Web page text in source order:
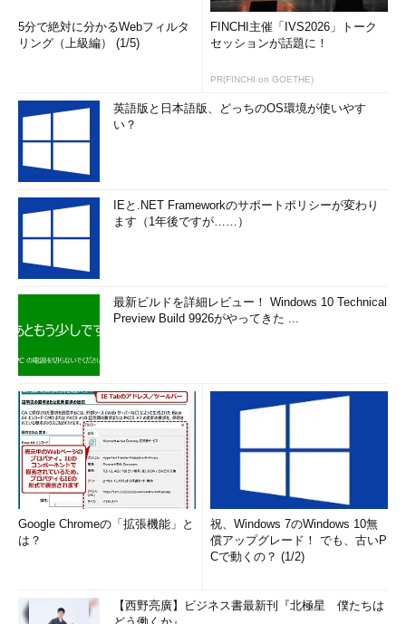
5分で絶対に分かるWebフィルタ
リング（上級編） (1/5)
FINCHI主催「IVS2026」トーク
セッションが話題に！
PR(FINCHI on GOETHE)
英語版と日本語版、どっちのOS環境が使いやす
い？
IEと.NET Frameworkのサポートポリシーが変わり
ます（1年後ですが……）
最新ビルドを詳細レビュー！ Windows 10 Technical
Preview Build 9926がやってきた ...
Google Chromeの「拡張機能」と
は？
祝、Windows 7のWindows 10無
償アップグレード！ でも、古いP
Cで動くの？ (1/2)
【西野亮廣】ビジネス書最新刊『北極星 僕たちは